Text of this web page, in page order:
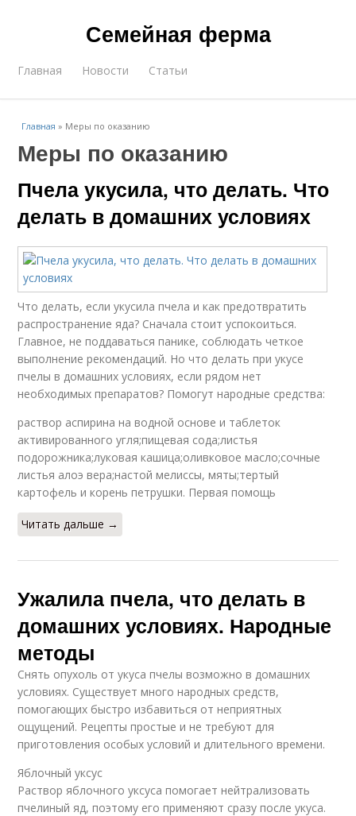
Семейная ферма
Главная Новости Статьи
Главная » Меры по оказанию
Меры по оказанию
Пчела укусила, что делать. Что
делать в домашних условиях
Что делать, если укусила пчела и как предотвратить
распространение яда? Сначала стоит успокоиться.
Главное, не поддаваться панике, соблюдать четкое
выполнение рекомендаций. Но что делать при укусе
пчелы в домашних условиях, если рядом нет
необходимых препаратов? Помогут народные средства:
раствор аспирина на водной основе и таблеток
активированного угля;пищевая сода;листья
подорожника;луковая кашица;оливковое масло;сочные
листья алоэ вера;настой мелиссы, мяты;тертый
картофель и корень петрушки. Первая помощь
Читать дальше →
Ужалила пчела, что делать в
домашних условиях. Народные
методы
Снять опухоль от укуса пчелы возможно в домашних
условиях. Существует много народных средств,
помогающих быстро избавиться от неприятных
ощущений. Рецепты простые и не требуют для
приготовления особых условий и длительного времени.
Яблочный уксус
Раствор яблочного уксуса помогает нейтрализовать
пчелиный яд, поэтому его применяют сразу после укуса.